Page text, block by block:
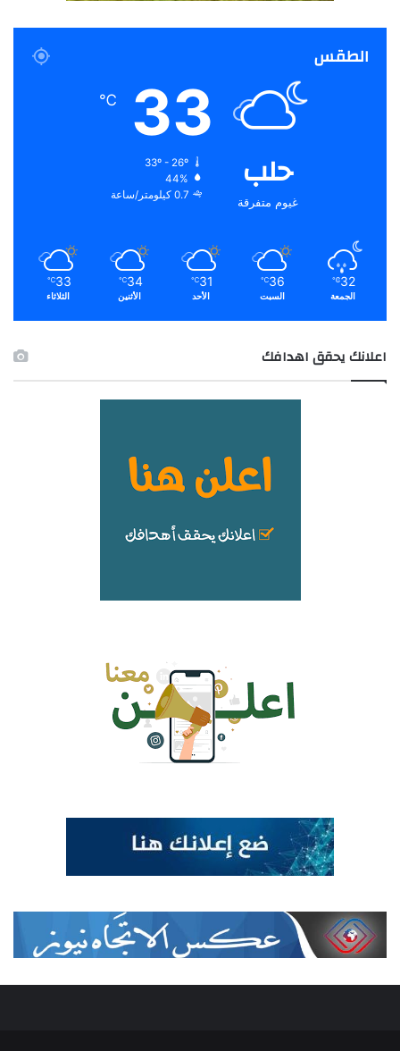
الطقس
حلب
غيوم متفرقة
33
℃
33º - 26º
44%
0.7 كيلومتر/ساعة
32
℃
الجمعة
36
℃
السبت
31
℃
الأحد
34
℃
الأثنين
33
℃
الثلاثاء
اعلانك يحقق اهدافك